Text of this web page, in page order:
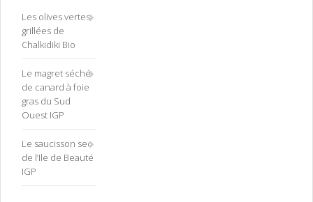
Les olives vertes
grillées de
Chalkidiki Bio
Le magret séché
de canard à foie
gras du Sud
Ouest IGP
Le saucisson sec
de l’Ile de Beauté
IGP